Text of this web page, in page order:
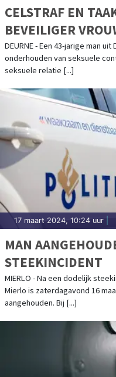
CELSTRAF EN
BEVEILIGER
SEKS MET
DEURNE - Een 43-jarige man
onderhouden van seksuele
seksuele relatie [...]
17 maart 2024, 10:24 uur
MAN
STEEKINCIDENT
MIERLO - Na een dodelijk
Mierlo is zaterdagavond 16
aangehouden. Bij [...]